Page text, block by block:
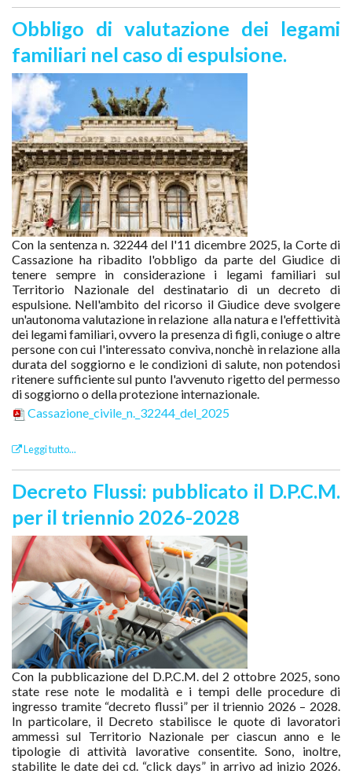
Obbligo di valutazione dei legami
familiari nel caso di espulsione.
Con la sentenza n. 32244 del l'11 dicembre 2025, la Corte di
Cassazione ha ribadito l'obbligo da parte del Giudice di
tenere sempre in considerazione i legami familiari sul
Territorio Nazionale del destinatario di un decreto di
espulsione. Nell'ambito del ricorso il Giudice deve svolgere
un'autonoma valutazione in relazione alla natura e l'effettività
dei legami familiari, ovvero la presenza di figli, coniuge o altre
persone con cui l'interessato conviva, nonchè in relazione alla
durata del soggiorno e le condizioni di salute, non potendosi
ritenere sufficiente sul punto l'avvenuto rigetto del permesso
di soggiorno o della protezione internazionale.
Cassazione_civile_n._32244_del_2025
Leggi tutto...
Decreto Flussi: pubblicato il D.P.C.M.
per il triennio 2026-2028
Con la pubblicazione del D.P.C.M. del 2 ottobre 2025, sono
state rese note le modalità e i tempi delle procedure di
ingresso tramite “decreto flussi” per il triennio 2026 – 2028.
In particolare, il Decreto stabilisce le quote di lavoratori
ammessi sul Territorio Nazionale per ciascun anno e le
tipologie di attività lavorative consentite. Sono, inoltre,
stabilite le date dei cd. “click days” in arrivo ad inizio 2026.